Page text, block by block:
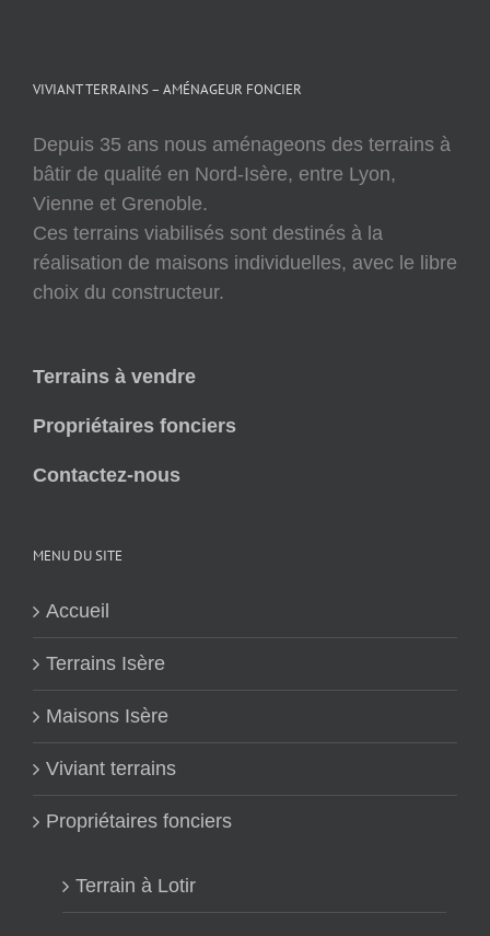
VIVIANT TERRAINS – AMÉNAGEUR FONCIER
Depuis 35 ans nous aménageons des terrains à
bâtir de qualité en Nord-Isère, entre Lyon,
Vienne et Grenoble.
Ces terrains viabilisés sont destinés à la
réalisation de maisons individuelles, avec le libre
choix du constructeur.
Terrains à vendre
Propriétaires fonciers
Contactez-nous
MENU DU SITE
Accueil
Terrains Isère
Maisons Isère
Viviant terrains
Propriétaires fonciers
Terrain à Lotir